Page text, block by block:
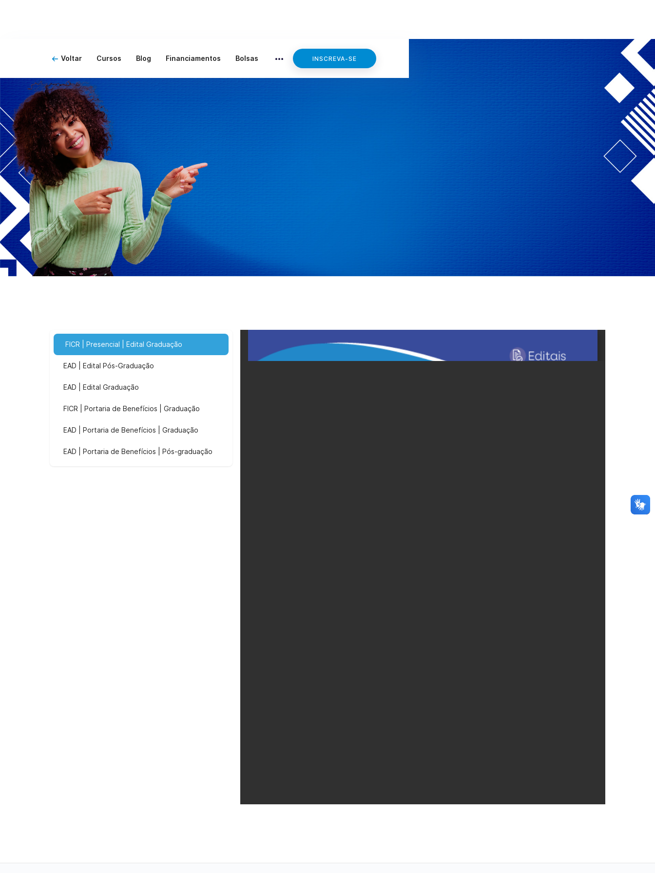
Voltar Cursos Blog Financiamentos Bolsas INSCREVA-SE
Editais
FICR | Presencial | Edital Graduação
EAD | Edital Pós-Graduação
EAD | Edital Graduação
FICR | Portaria de Benefícios | Graduação
EAD | Portaria de Benefícios | Graduação
EAD | Portaria de Benefícios | Pós-graduação